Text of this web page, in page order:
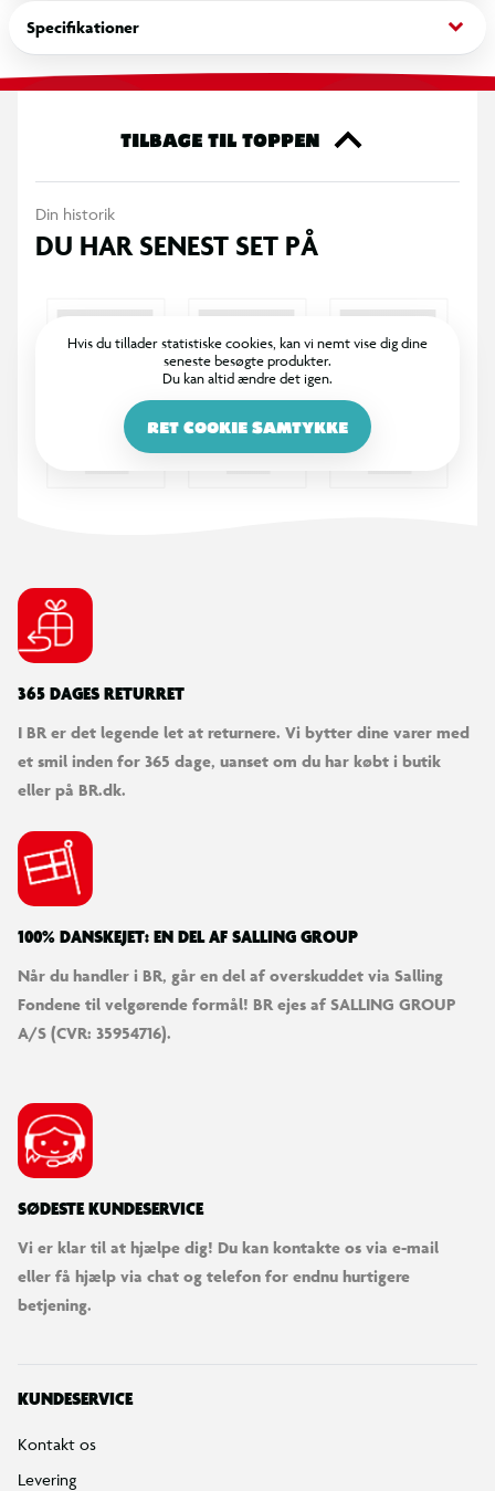
Specifikationer keyboard_arrow_down
TILBAGE TIL TOPPEN
Din historik
DU HAR SENEST SET PÅ
Hvis du tillader statistiske cookies, kan vi nemt vise dig dine
seneste besøgte produkter.
Du kan altid ændre det igen.
RET COOKIE SAMTYKKE
365 DAGES RETURRET
I BR er det legende let at returnere. Vi bytter dine varer med
et smil inden for 365 dage, uanset om du har købt i butik
eller på BR.dk.
100% DANSKEJET: EN DEL AF SALLING GROUP
Når du handler i BR, går en del af overskuddet via Salling
Fondene til velgørende formål! BR ejes af SALLING GROUP
A/S (CVR: 35954716).
SØDESTE KUNDESERVICE
Vi er klar til at hjælpe dig! Du kan kontakte os via e-mail
eller få hjælp via chat og telefon for endnu hurtigere
betjening.
KUNDESERVICE
Kontakt os
Levering